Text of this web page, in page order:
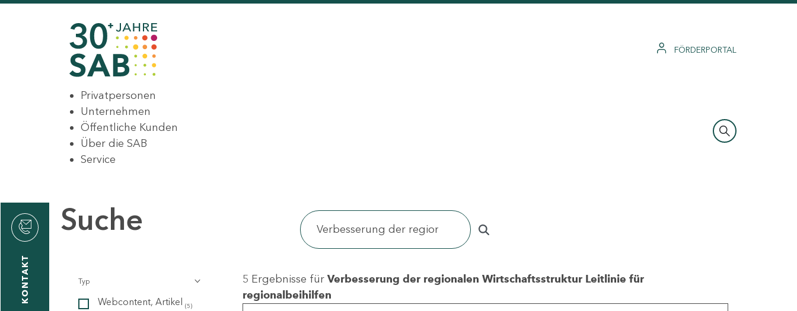
FÖRDERPORTAL
Privatpersonen
Unternehmen
Öffentliche Kunden
Über die SAB
Service
KONTAKT
Suche
Typ
Webcontent, Artikel (5)
5 Ergebnisse für Verbesserung der regionalen Wirtschaftsstruktur Leitlinie für
regionalbeihilfen